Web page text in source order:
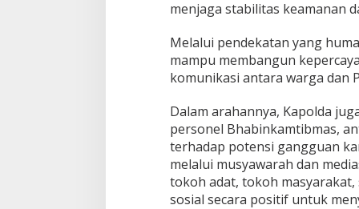
a
d
a
n
K
m
i
t
r
a
a
n
menjaga stabilitas keamanan
Melalui pendekatan yang
mampu membangun
komunikasi antara warga dan
Dalam arahannya, Kapolda
personel Bhabinkamtibmas,
terhadap potensi gangguan
melalui musyawarah dan
tokoh adat, tokoh
sosial secara positif untuk